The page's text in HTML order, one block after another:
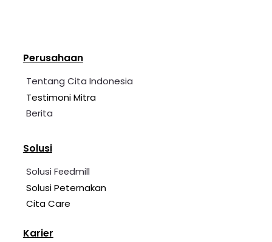
Perusahaan
Tentang Cita Indonesia
Testimoni Mitra
Berita
Solusi
Solusi Feedmill
Solusi Peternakan
Cita Care
Karier